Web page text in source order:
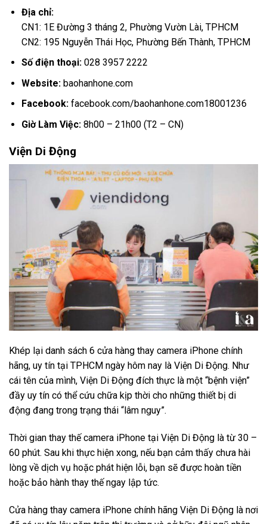
Địa chỉ:
CN1: 1E Đường 3 tháng 2, Phường Vườn Lài, TPHCM
CN2: 195 Nguyễn Thái Học, Phường Bến Thành, TPHCM
Số điện thoại:028 3957 2222
Website:baohanhone.com
Facebook: facebook.com/baohanhone.com18001236
Giờ Làm Việc:8h00 – 21h00 (T2 – CN)
Viện Di Động
Khép lại danh sách 6 cửa hàng thay camera iPhone chính
hãng, uy tín tại TPHCM ngày hôm nay là Viện Di Động. Như
cái tên của mình, Viện Di Động đích thực là một “bệnh viện”
đầy uy tín có thể cứu chữa kịp thời cho những thiết bị di
động đang trong trạng thái “lâm nguy”.
Thời gian thay thế camera iPhone tại Viện Di Động là từ 30 –
60 phút. Sau khi thực hiện xong, nếu bạn cảm thấy chưa hài
lòng về dịch vụ hoặc phát hiện lỗi, bạn sẽ được hoàn tiền
hoặc bảo hành thay thế ngay lập tức.
Cửa hàng thay camera iPhone chính hãng Viện Di Động là nơi